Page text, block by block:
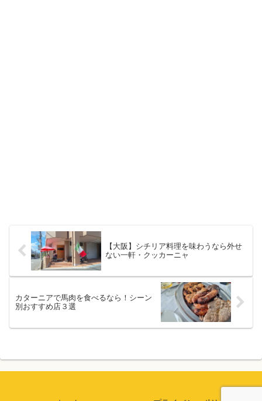
【大阪】シチリア料理を味わうなら外せ
ない一軒・クッカーニャ
カターニアで馬肉を食べるなら！シーン
別おすすめ店３選